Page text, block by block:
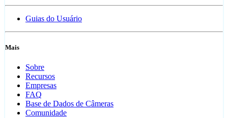
Guias do Usuário
Mais
Sobre
Recursos
Empresas
FAQ
Base de Dados de Câmeras
Comunidade